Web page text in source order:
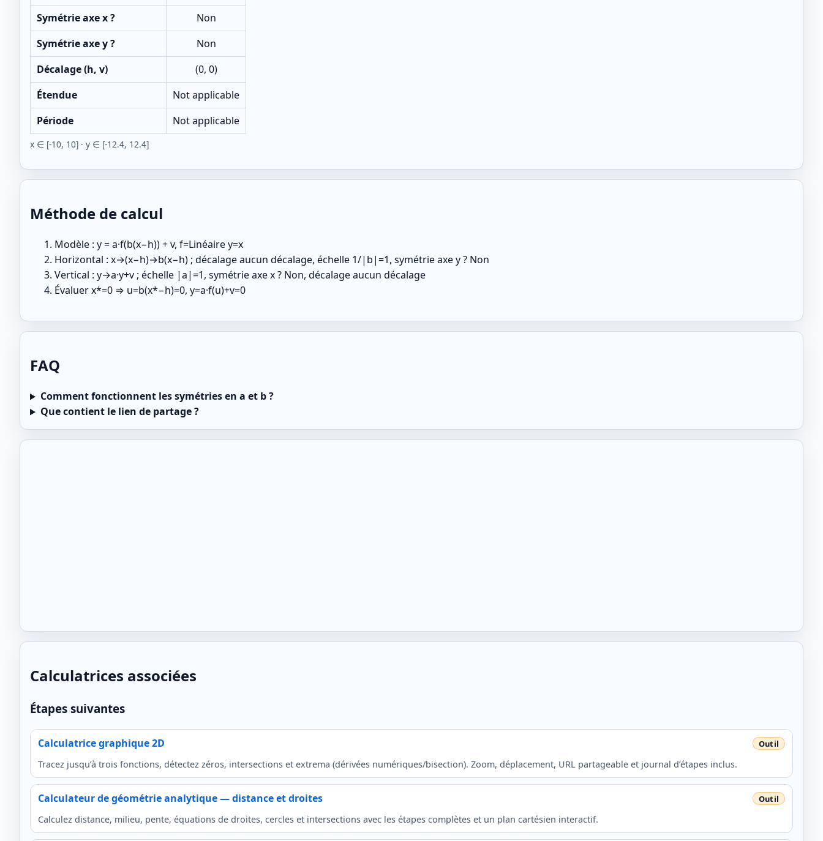
Symétrie axe x ?
Non
Symétrie axe y ?
Non
Décalage (h, v)
(0, 0)
Étendue
Not applicable
Période
Not applicable
x ∈ [-10, 10] · y ∈ [-12.4, 12.4]
Méthode de calcul
Modèle : y = a·f(b(x−h)) + v, f=Linéaire y=x
Horizontal : x→(x−h)→b(x−h) ; décalage aucun décalage, échelle 1/|b|=1, symétrie axe y ? Non
Vertical : y→a·y+v ; échelle |a|=1, symétrie axe x ? Non, décalage aucun décalage
Évaluer x*=0 ⇒ u=b(x*−h)=0, y=a·f(u)+v=0
FAQ
Comment fonctionnent les symétries en a et b ?
Que contient le lien de partage ?
Calculatrices associées
Étapes suivantes
Calculatrice graphique 2D
Tracez jusqu’à trois fonctions, détectez zéros, intersections et extrema (dérivées numériques/bisection). Zoom, déplacement, URL partageable et journal d’étapes inclus.
Calculateur de géométrie analytique — distance et droites
Calculez distance, milieu, pente, équations de droites, cercles et intersections avec les étapes complètes et un plan cartésien interactif.